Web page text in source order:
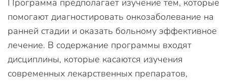
Программа предполагает изучение тем, которые
помогают диагностировать онкозаболевание на
ранней стадии и оказать больному эффективное
лечение. В содержание программы входят
дисциплины, которые касаются изучения
современных лекарственных препаратов,